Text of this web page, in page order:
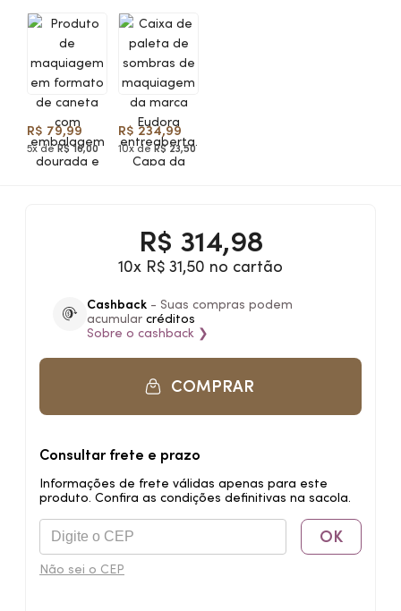
R$ 79,99
5x deR$ 16,00
R$ 234,99
10x deR$ 23,50
R$ 314,98
10x R$ 31,50 no cartão
Cashback - Suas compras podem
acumular créditos
Sobre o cashback ❯
COMPRAR
Consultar frete e prazo
Informações de frete válidas apenas para este
produto. Confira as condições definitivas na sacola.
OK
Não sei o CEP